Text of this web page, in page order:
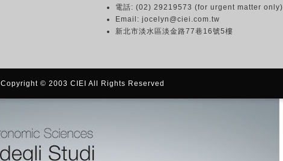
電話: (02) 29219573 (for urgent matter only)
Email: jocelyn@ciei.com.tw
新北市淡水區淡金路77巷16號5樓
Copyright © 2003 CIEI All Rights Reserved